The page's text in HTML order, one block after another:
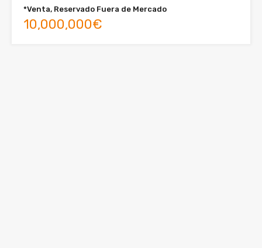
*Venta, Reservado Fuera de Mercado
10,000,000€